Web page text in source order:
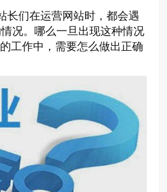
长们在运营网站时，都会遇
况。哪么一旦出现这种情况
工作中，需要怎么做出正确